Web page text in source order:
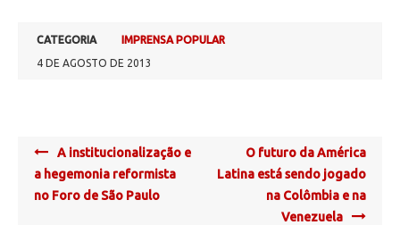
CATEGORIA
IMPRENSA POPULAR
4 DE AGOSTO DE 2013
Post
navigation
A institucionalização e
a hegemonia reformista
no Foro de São Paulo
O futuro da América
Latina está sendo jogado
na Colômbia e na
Venezuela